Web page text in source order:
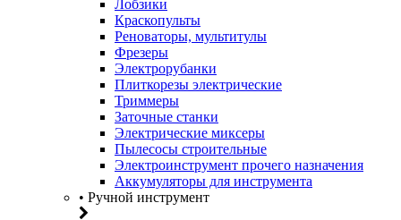
Лобзики
Краскопульты
Реноваторы, мультитулы
Фрезеры
Электрорубанки
Плиткорезы электрические
Триммеры
Заточные станки
Электрические миксеры
Пылесосы строительные
Электроинструмент прочего назначения
Аккумуляторы для инструмента
• Ручной инструмент